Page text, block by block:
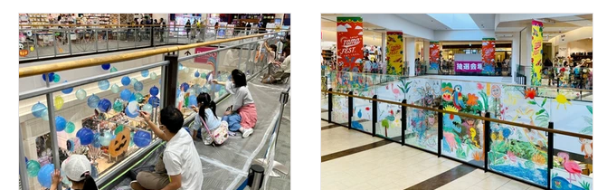
を楽しむ親御さん達の、 温かい笑顔に包
まれた素敵な光景が広がっていました。
今回も貴重な機会を提供いただいた、 イ
オンモール常滑店様、心より感謝申し上
げます。 8月25日（日）まで展示されて
おりますので、 イオンモール常滑店様に
お越しの際はガラスチョークアートをご
覧ください。 【開催概要】 ◆企画概要：
ガラスチョークアートＷＳ ◆開催場所：
た、12月2日・3日に開催されたガラスチ
ョークアートワークショップには、 兄弟
姉妹、お友達、親子でお絵描きを楽しむ
光景に包まれた、盛況なワークショップ
となりました。 定員を遥かに上回る220
名の子ども達、親御さん含め400名以上が
参加する盛況ぶりでした。 熱心にお絵描
きを楽しむ子ども達、描いた絵で記念撮
影を楽しむ親御さん達の、 温かい笑顔に